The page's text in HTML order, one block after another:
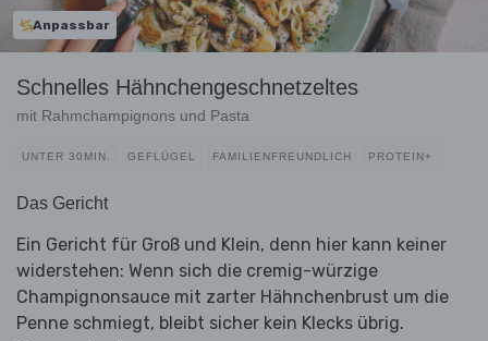
Anpassbar
Schnelles Hähnchengeschnetzeltes
mit Rahmchampignons und Pasta
UNTER 30MIN. GEFLÜGEL FAMILIENFREUNDLICH PROTEIN+
Das Gericht
Ein Gericht für Groß und Klein, denn hier kann keiner
widerstehen: Wenn sich die cremig-würzige
Champignonsauce mit zarter Hähnchenbrust um die
Penne schmiegt, bleibt sicher kein Klecks übrig.